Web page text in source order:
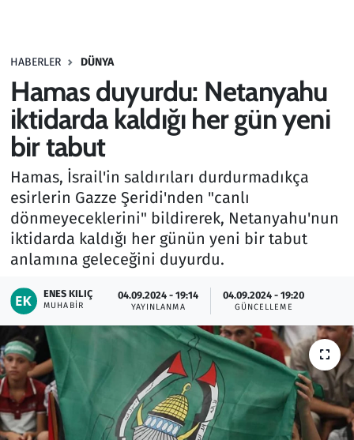
HABERLER DÜNYA
Hamas duyurdu: Netanyahu
iktidarda kaldığı her gün yeni
bir tabut
Hamas, İsrail'in saldırıları durdurmadıkça
esirlerin Gazze Şeridi'nden "canlı
dönmeyeceklerini" bildirerek, Netanyahu'nun
iktidarda kaldığı her günün yeni bir tabut
anlamına geleceğini duyurdu.
ENES KILIÇ
MUHABIR
04.09.2024 - 19:14
YAYINLANMA
04.09.2024 - 19:20
GÜNCELLEME
Haber
Kültür Sanat
Kurumsal Haberler
Lezzet Durağı
Memur ve Kamu
Otomobil
Oyun
Ramazan
Resmi İlanlar
Rüya Tabirleri